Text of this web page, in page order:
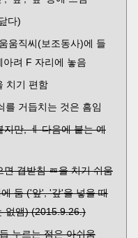
다)
움직씨(보조동사)에 들
려 F 자리에 놓음
치기 편함
를 거듭치는 것은 흠임
지만, ㅔ 다음에 붙는 예
겹받침 ㄿ을 치기 쉬움
둠 ('앞', '갚'을 넣을 때
없앰) (2015.9.26.)
누르는 점은 아쉬움